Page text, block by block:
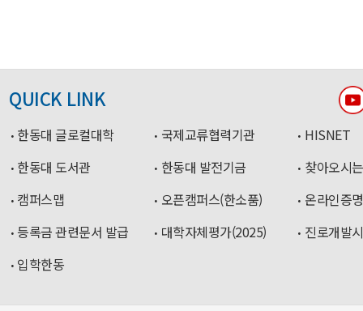
QUICK LINK
한동대 글로컬대학 국제교류협력기관
HISNET
한동대 도서관
한동대 발전기금
찾아오시
캠퍼스맵
오픈캠퍼스(한소품)
온라인증
등록금 관련문서 발급
대학자체평가(2025)
진로개발
입학한동